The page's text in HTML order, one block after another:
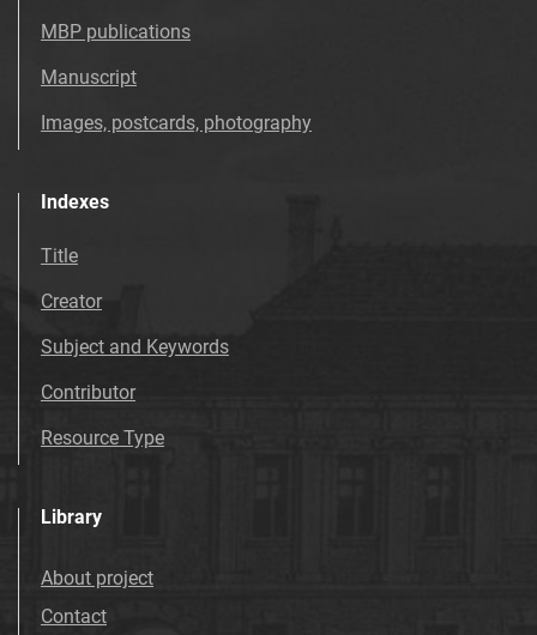
MBP publications
Manuscript
Images, postcards, photography
Indexes
Title
Creator
Subject and Keywords
Contributor
Resource Type
Library
About project
Contact